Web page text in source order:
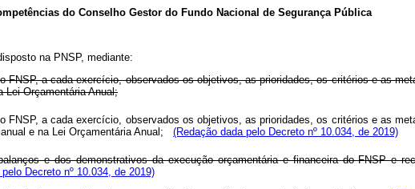
do Conselho Gestor do Fundo Nacional de Segurança Pública
na PNSP, mediante:
FNSP, a cada exercício, observados os objetivos, as prioridades, os critérios e as
Lei Orçamentária Anual;
FNSP, a cada exercício, observados os objetivos, as prioridades, os critérios e as
e na Lei Orçamentária Anual; (Redação dada pelo Decreto nº 10.034, de 2019)
e dos demonstrativos da execução orçamentária e financeira do FNSP e
Decreto nº 10.034, de 2019)